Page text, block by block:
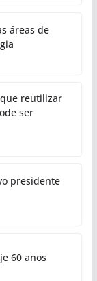
áreas de
reutilizar
ser
presidente
60 anos